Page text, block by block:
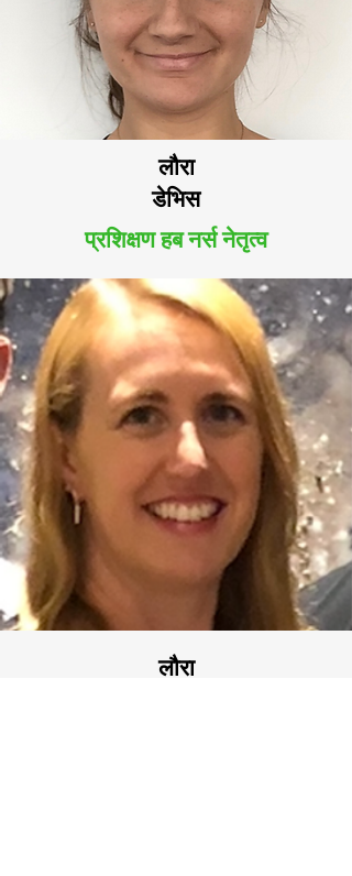
लौरा
डेभिस
प्रशिक्षण हब नर्स नेतृत्व
लौरा